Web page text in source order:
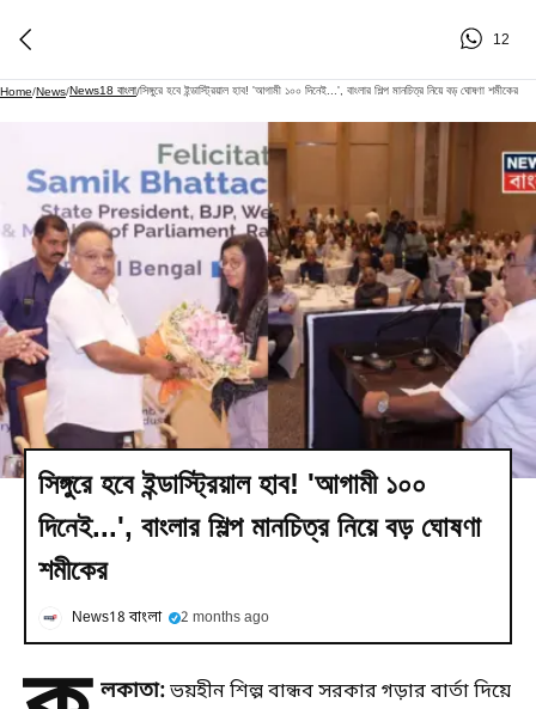
12
Home/News/News18 বাংলা/সিঙ্গুরে হবে ইন্ডাস্ট্রিয়াল হাব! 'আগামী ১০০ দিনেই...', বাংলার শিল্প মানচিত্র নিয়ে বড় ঘোষণা শমীকের
সিঙ্গুরে হবে ইন্ডাস্ট্রিয়াল হাব! 'আগামী ১০০
দিনেই...', বাংলার শিল্প মানচিত্র নিয়ে বড় ঘোষণা
শমীকের
News18 বাংলা 2 months ago
লকাতা:ভয়হীন শিল্প বান্ধব সরকার গড়ার বার্তা দিয়ে